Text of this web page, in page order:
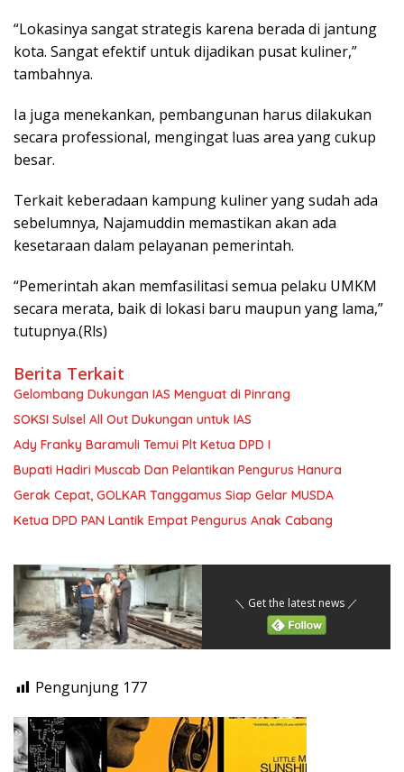
“Lokasinya sangat strategis karena berada di jantung
kota. Sangat efektif untuk dijadikan pusat kuliner,”
tambahnya.
Ia juga menekankan, pembangunan harus dilakukan
secara professional, mengingat luas area yang cukup
besar.
Terkait keberadaan kampung kuliner yang sudah ada
sebelumnya, Najamuddin memastikan akan ada
kesetaraan dalam pelayanan pemerintah.
“Pemerintah akan memfasilitasi semua pelaku UMKM
secara merata, baik di lokasi baru maupun yang lama,”
tutupnya.(Rls)
Berita Terkait
Gelombang Dukungan IAS Menguat di Pinrang
SOKSI Sulsel All Out Dukungan untuk IAS
Ady Franky Baramuli Temui Plt Ketua DPD I
Bupati Hadiri Muscab Dan Pelantikan Pengurus Hanura
Gerak Cepat, GOLKAR Tanggamus Siap Gelar MUSDA
Ketua DPD PAN Lantik Empat Pengurus Anak Cabang
＼ Get the latest news ／
Pengunjung 177